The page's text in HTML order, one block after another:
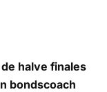
halve finales
bondscoach